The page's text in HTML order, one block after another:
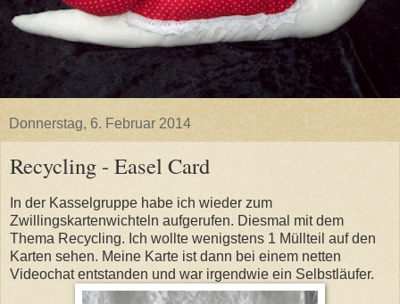
Donnerstag, 6. Februar 2014
Recycling - Easel Card
In der Kasselgruppe habe ich wieder zum
Zwillingskartenwichteln aufgerufen. Diesmal mit dem
Thema Recycling. Ich wollte wenigstens 1 Müllteil auf den
Karten sehen. Meine Karte ist dann bei einem netten
Videochat entstanden und war irgendwie ein Selbstläufer.